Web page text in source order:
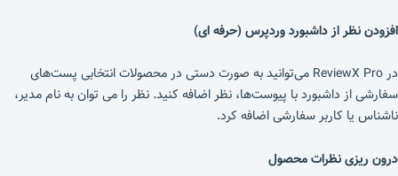
افزودن نظر از داشبورد وردپرس (حرفه ای)
در ReviewX Pro می‌توانید به صورت دستی در محصولات انتخابی پست‌های
سفارشی از داشبورد با پیوست‌ها، نظر اضافه کنید. نظر را می توان به نام مدیر،
ناشناس یا کاربر سفارشی اضافه کرد.
درون ریزی نظرات محصول